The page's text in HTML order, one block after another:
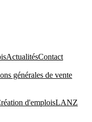
ActualitésContact
générales de vente
d'emploisLANZ